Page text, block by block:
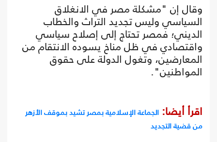
وقال إن "مشكلة مصر في الانغلاق
السياسي وليس تجديد التراث والخطاب
الديني؛ فمصر تحتاج إلى إصلاح سياسي
واقتصادي في ظل مناخ يسوده الانتقام من
المعارضين، وتغول الدولة على حقوق
المواطنين".
اقرأ أيضا: الجماعة الإسلامية بمصر تشيد بموقف الأزهر
من قضية التجديد